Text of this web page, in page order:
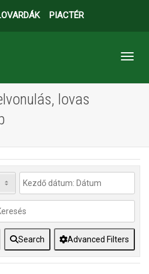
PIACTÉR
lovas
Search Advanced Filters